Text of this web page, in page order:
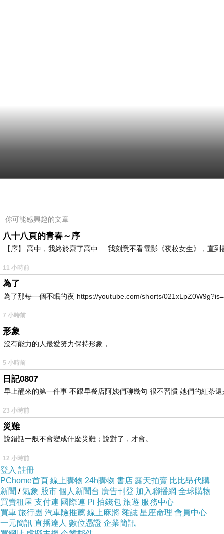
你可能感興趣的文章
八十八頁的青春～序
【序】 高中，我終於寫了高中 我刻意不看電影《夜校女生》，直
11 小時前
為了
為了那每一個不眠的夜 https://youtube.com/shorts/
7 小時前
形象
沒有能力的人最愛努力保持形象，
5 小時前
日記0807
早上醒來的第一件事 不跟早餐店阿姨們聊幾句 很不習慣 她們的紅茶
23 小時前
災難
說錯話一般不會變成什麼災難；說對了，才會。
12 小時前
登入 註冊
PChome首頁 線上購物 24h購物 書店 露天拍賣 比比昂代購
新聞 /氣象 股市 個人新聞台 廣告刊登 加入聯播網 全球購物
買賣租屋 支付連 國際連 Pi 拍錢包 旅遊 服務中心
買車 旅行團 汽車險推薦 線上麻將 雜誌 星座命理 會員中心
一元簡訊 直播達人 數位憑證 企業簡訊